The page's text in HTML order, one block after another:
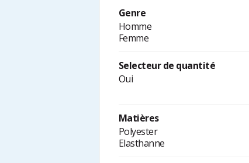
Genre
Homme
Femme
Selecteur de quantité
Oui
Matières
Polyester
Elasthanne